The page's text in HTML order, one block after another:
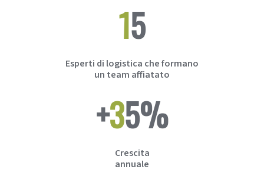
15
Esperti di logistica che formano
un team affiatato
+ 35%
Crescita
annuale